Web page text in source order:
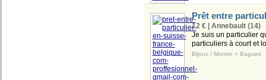
Prêt entre
12 € | Annebault (14)
Je suis un particulier
particuliers à court et
Bijoux / Montre > Bagues